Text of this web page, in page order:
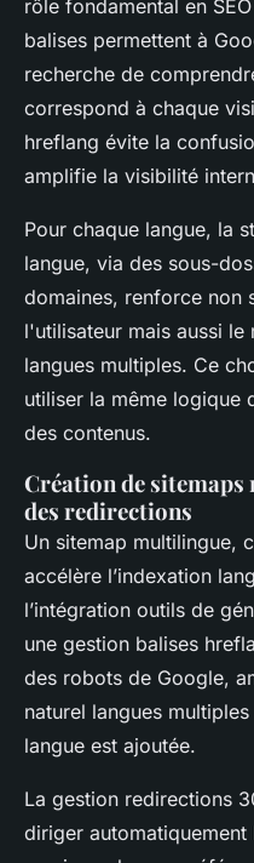
rôle fondamental en
balises permettent à
recherche de
correspond à chaque
hreflang évite la
amplifie la visibilité
Pour chaque langue, la
langue, via des sous-
domaines, renforce non
l'utilisateur mais aussi le
langues multiples. Ce
utiliser la même logique
des contenus.
Création de
des redirections
Un sitemap multilingue,
accélère l’indexation
l’intégration outils de
une gestion balises
des robots de Google,
naturel langues
langue est ajoutée.
La gestion redirections
diriger automatiquement